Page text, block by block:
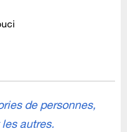
de personnes,
autres.